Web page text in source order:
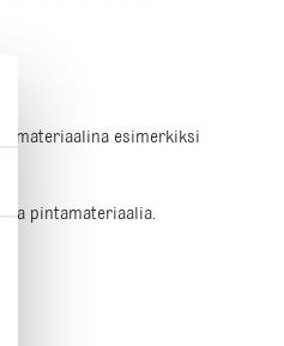
esimerkiksi
pintamateriaalia.